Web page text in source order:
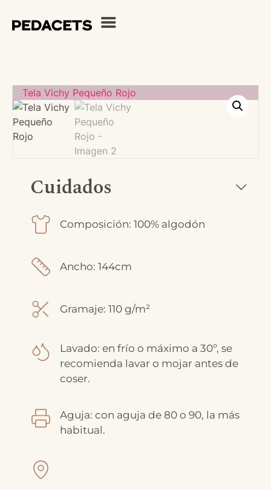
Cuidados
Composición: 100% algodón
Ancho: 144cm
Gramaje: 110 g/m²
Lavado: en frío o máximo a 30º, se
recomienda lavar o mojar antes de
coser.
Aguja: con aguja de 80 o 90, la más
habitual.